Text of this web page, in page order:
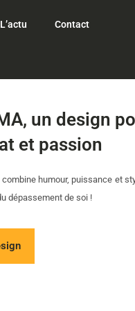
L’actu Contact
un design
et passion
combine humour, puissance et
dépassement de soi !